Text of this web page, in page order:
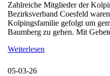
Zahlreiche Mitglieder der
Bezirksverband Coesfeld
Kolpingsfamilie gefolgt um
Baumberg zu gehen. Mit
Weiterlesen
05-03-26